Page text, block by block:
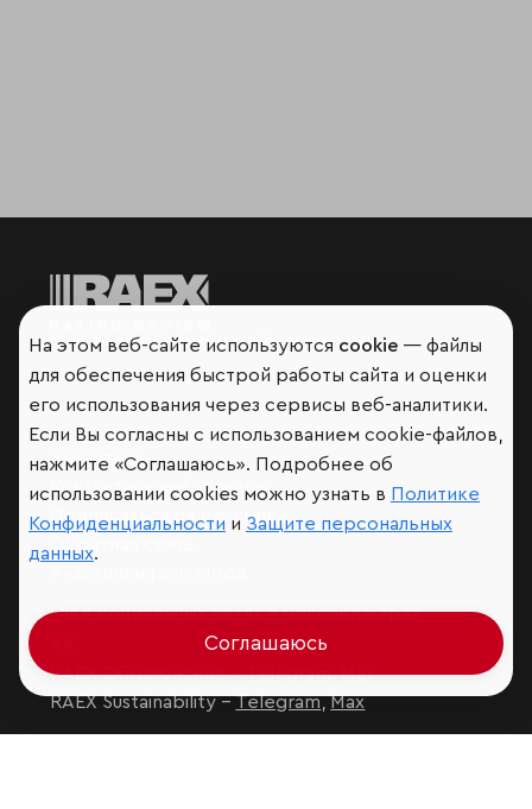
Мир сквозь призму рейтингов
Аналитика
Контактная информация
Подписаться на рассылку
Мы в социальных сетях и мессенджерах
RAEX Образование –Telegram,Max
RAEX Sustainability –Telegram,Max
На этом веб-сайте используются cookie — файлы
для обеспечения быстрой работы сайта и оценки
его использования через сервисы веб-аналитики.
Если Вы согласны с использованием cookie-файлов,
нажмите «Соглашаюсь». Подробнее об
использовании cookies можно узнать в Политике
Конфиденциальности и Защите персональных
данных.
Соглашаюсь